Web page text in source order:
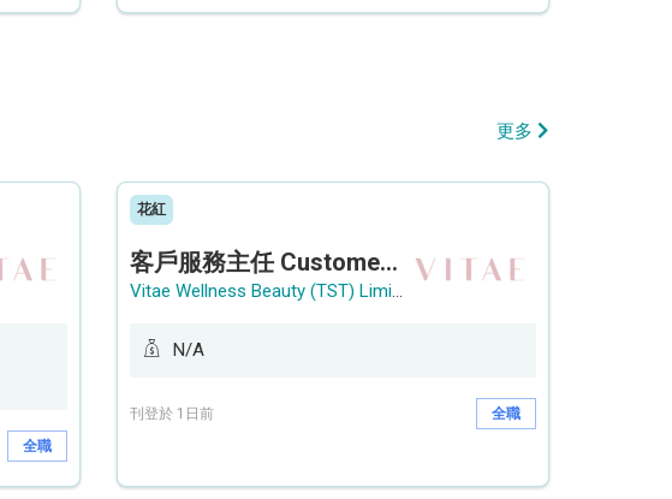
更多
全職
花紅
客戶服務主任 Customer Service Officer (銅鑼灣)
Vitae Wellness Beauty (TST) Limited
N/A
刊登於 1日前 全職